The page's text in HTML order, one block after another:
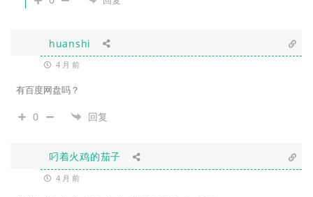
huanshi
4 月 前
有百度网盘吗？
0 回复
叼着火鸡的茄子
4 月 前